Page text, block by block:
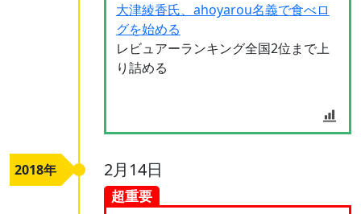
大津綾香氏、ahoyarou名義で食べロ
グを始める
レビュアーランキング全国2位まで上
り詰める
2018年 2月14日
超重要